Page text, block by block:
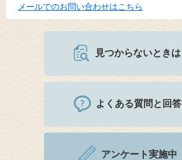
メールでのお問い合わせはこちら
見つからないときは
よくある質問と回答
アンケート実施中